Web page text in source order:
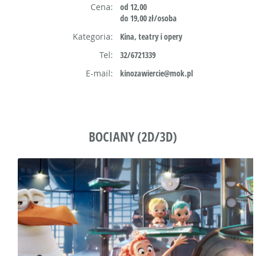
Cena:
od 12,00
do 19,00 zł/osoba
Kategoria:
Kina, teatry i opery
Tel:
32/6721339
E-mail:
kinozawiercie@mok.pl
BOCIANY (2D/3D)